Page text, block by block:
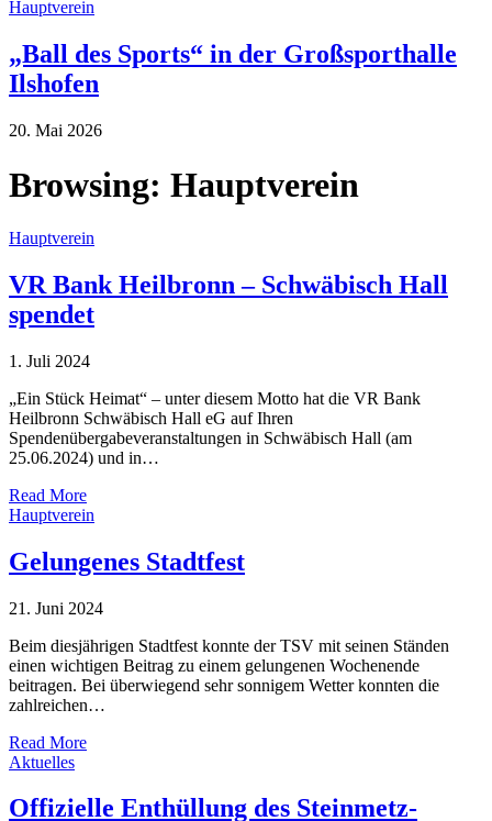
Hauptverein
„Ball des Sports“ in der Großsporthalle
Ilshofen
20. Mai 2026
Browsing: Hauptverein
Hauptverein
VR Bank Heilbronn – Schwäbisch Hall
spendet
1. Juli 2024
„Ein Stück Heimat“ – unter diesem Motto hat die VR Bank
Heilbronn Schwäbisch Hall eG auf Ihren
Spendenübergabeveranstaltungen in Schwäbisch Hall (am
25.06.2024) und in…
Read More
Hauptverein
Gelungenes Stadtfest
21. Juni 2024
Beim diesjährigen Stadtfest konnte der TSV mit seinen Ständen
einen wichtigen Beitrag zu einem gelungenen Wochenende
beitragen. Bei überwiegend sehr sonnigem Wetter konnten die
zahlreichen…
Read More
Aktuelles
Offizielle Enthüllung des Steinmetz-